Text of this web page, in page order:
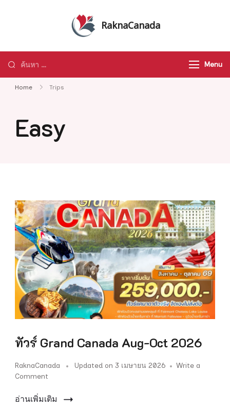
RaknaCanada
แคนาดา ทัวร์อเมริกา ทัวร์ทั่วโลก
ค้นหา
สำหรับ:
Menu
Home Trips
Easy
ทัวร์ Grand Canada Aug-Oct 2026
RaknaCanada Updated on 3 เมษายน 2026
Write a
Comment
Grand
อ่านเพิ่มเติม